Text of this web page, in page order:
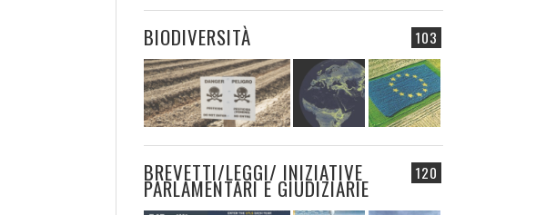
103
BIODIVERSITÀ
120
BREVETTI/LEGGI/ INIZIATIVE
PARLAMENTARI E GIUDIZIARIE